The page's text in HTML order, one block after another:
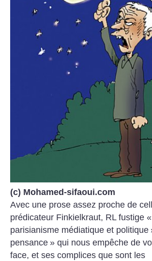
(c) Mohamed-sifaoui.com
Avec une prose assez proche de
prédicateur Finkielkraut, RL fustige «
parisianisme médiatique et politique
pensance » qui nous empêche de
face, et ses complices que sont les